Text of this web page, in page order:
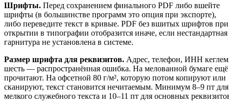
Шрифты. Перед сохранением финального PDF либо вшейте
шрифты (в большинстве программ это опция при экспорте),
либо переведите текст в кривые. PDF без вшитых шрифтов при
открытии в типографии отобразится иначе, если нестандартная
гарнитура не установлена в системе.
Размер шрифта для реквизитов. Адрес, телефон, ИНН кеглем
шесть — распространённая ошибка. На мелованной бумаге ещё
прочитают. На офсетной 80 г/м², которую потом копируют или
сканируют, текст становится нечитаемым. Минимум 8–9 пт для
мелкого служебного текста и 10–11 пт для основных